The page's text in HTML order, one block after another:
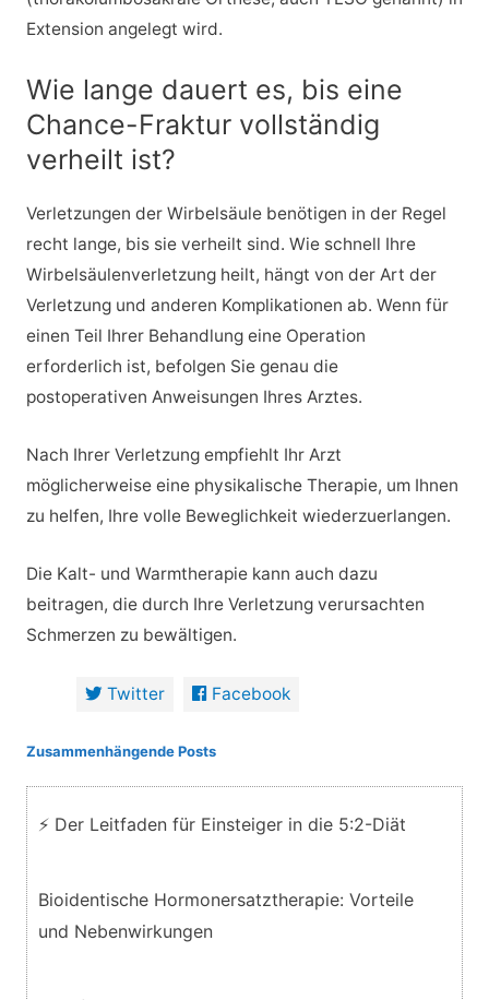
Extension angelegt wird.
Wie lange dauert es, bis eine
Chance-Fraktur vollständig
verheilt ist?
Verletzungen der Wirbelsäule benötigen in der Regel
recht lange, bis sie verheilt sind. Wie schnell Ihre
Wirbelsäulenverletzung heilt, hängt von der Art der
Verletzung und anderen Komplikationen ab. Wenn für
einen Teil Ihrer Behandlung eine Operation
erforderlich ist, befolgen Sie genau die
postoperativen Anweisungen Ihres Arztes.
Nach Ihrer Verletzung empfiehlt Ihr Arzt
möglicherweise eine physikalische Therapie, um Ihnen
zu helfen, Ihre volle Beweglichkeit wiederzuerlangen.
Die Kalt- und Warmtherapie kann auch dazu
beitragen, die durch Ihre Verletzung verursachten
Schmerzen zu bewältigen.
Twitter Facebook
Zusammenhängende Posts
⚡ Der Leitfaden für Einsteiger in die 5:2-Diät
Bioidentische Hormonersatztherapie: Vorteile
und Nebenwirkungen